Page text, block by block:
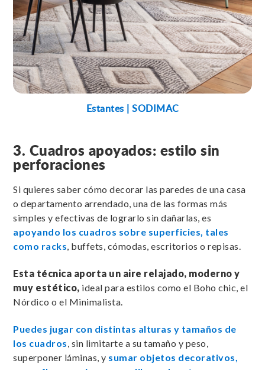
Estantes | SODIMAC
3. Cuadros apoyados: estilo sin
perforaciones
Si quieres saber cómo decorar las paredes de una casa
o departamento arrendado, una de las formas más
simples y efectivas de lograrlo sin dañarlas, es
apoyando los cuadros sobre superficies, tales
como racks, buffets, cómodas, escritorios o repisas.
Esta técnica aporta un aire relajado, moderno y
muy estético, ideal para estilos como el Boho chic, el
Nórdico o el Minimalista.
Puedes jugar con distintas alturas y tamaños de
los cuadros, sin limitarte a su tamaño y peso,
superponer láminas, y sumar objetos decorativos,